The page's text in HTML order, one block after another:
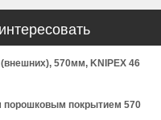
570мм, KNIPEX 46
покрытием 570